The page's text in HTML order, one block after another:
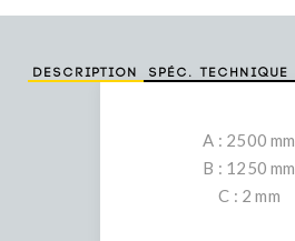
Description Spéc. technique
A : 2500 mm
B : 1250 mm
C : 2 mm